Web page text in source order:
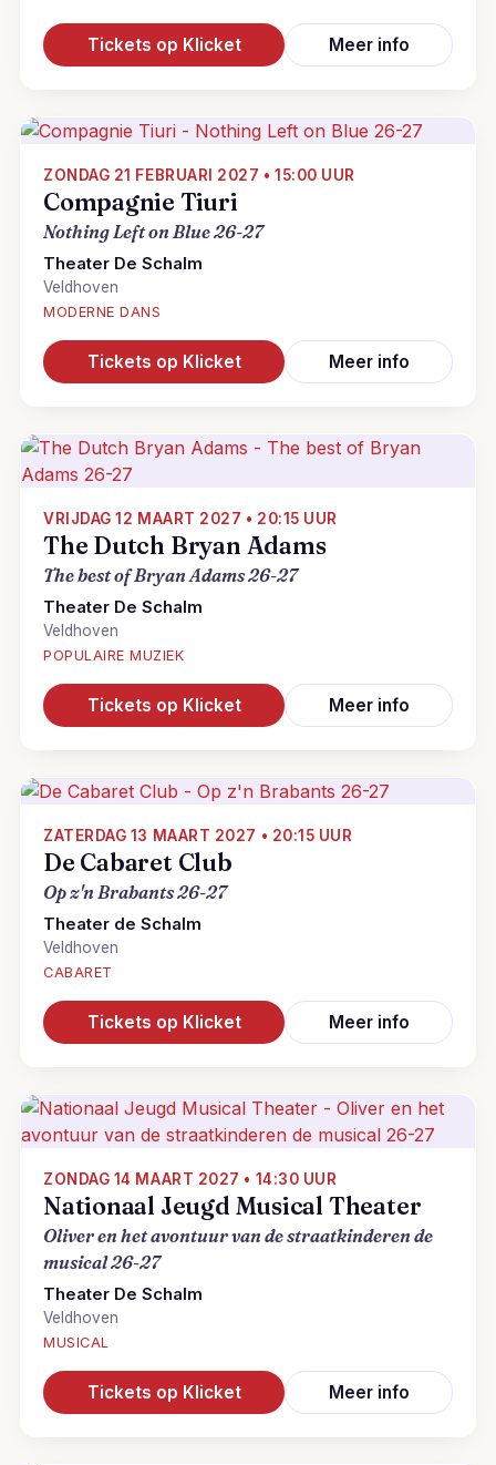
Tickets op Klicket Meer info
ZONDAG 21 FEBRUARI 2027 • 15:00 UUR
Compagnie Tiuri
Nothing Left on Blue 26-27
Theater De Schalm
Veldhoven
MODERNE DANS
Tickets op Klicket Meer info
VRIJDAG 12 MAART 2027 • 20:15 UUR
The Dutch Bryan Adams
The best of Bryan Adams 26-27
Theater De Schalm
Veldhoven
POPULAIRE MUZIEK
Tickets op Klicket Meer info
ZATERDAG 13 MAART 2027 • 20:15 UUR
De Cabaret Club
Op z'n Brabants 26-27
Theater de Schalm
Veldhoven
CABARET
Tickets op Klicket Meer info
ZONDAG 14 MAART 2027 • 14:30 UUR
Nationaal Jeugd Musical Theater
Oliver en het avontuur van de straatkinderen de
musical 26-27
Theater De Schalm
Veldhoven
MUSICAL
Tickets op Klicket Meer info